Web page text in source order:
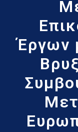
Έργων